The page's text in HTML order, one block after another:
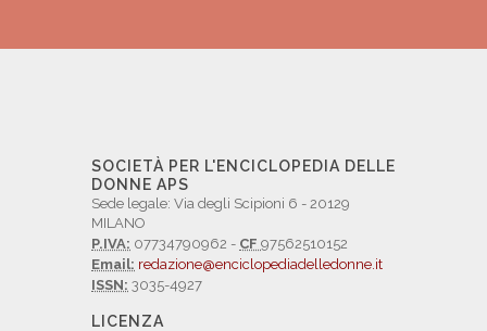
SOCIETÀ PER L'ENCICLOPEDIA DELLE
DONNE APS
Sede legale: Via degli Scipioni 6 - 20129
MILANO
P.IVA: 07734790962 - CF 97562510152
Email: redazione@enciclopediadelledonne.it
ISSN: 3035-4927
LICENZA